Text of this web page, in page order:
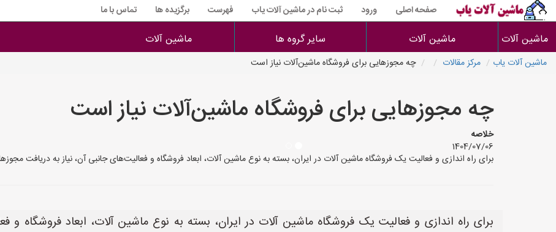
صفحه اصلی ورود ثبت نام در ماشین آلات یاب فهرست برگزیده ها تماس با ما
ماشین آلات ماشین آلات سایر گروه ها ماشین آلات
ماشین آلات یاب مرکز مقالات چه مجوزهایی برای فروشگاه ماشین‌آلات نیاز است
چه مجوزهایی برای فروشگاه ماشین‌آلات نیاز است
خلاصه
1404/07/06
برای راه اندازی و فعالیت یک فروشگاه ماشین آلات در ایران، بسته به نوع ماشین آلات، ابعاد فروشگاه و فعالیت‌های جانبی آن، نیاز به دریافت
برای راه اندازی و فعالیت یک فروشگاه ماشین آلات در ایران، بسته به نوع ماشین آلات، ابعاد فروشگاه و